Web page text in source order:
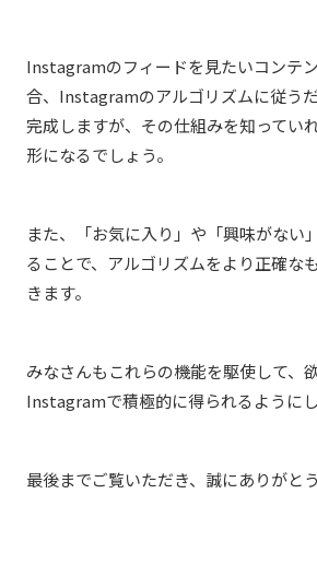
Instagramのフィードを見たいコンテ
合、Instagramのアルゴリズムに従う
完成しますが、その仕組みを知ってい
形になるでしょう。
また、「お気に入り」や「興味がない
ることで、アルゴリズムをより正確な
きます。
みなさんもこれらの機能を駆使して、
Instagramで積極的に得られるようにし
最後までご覧いただき、誠にありがと